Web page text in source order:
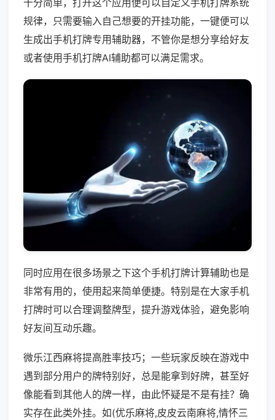
十分简单，打开这个应用便可以自定义手机打牌系统
规律，只需要输入自己想要的开挂功能，一键便可以
生成出手机打牌专用辅助器，不管你是想分享给好友
或者使用手机打牌AI辅助都可以满足需求。
同时应用在很多场景之下这个手机打牌计算辅助也是
非常有用的，使用起来简单便捷。特别是在大家手机
打牌时可以合理调整牌型，提升游戏体验，避免影响
好友间互动乐趣。
微乐江西麻将提高胜率技巧；一些玩家反映在游戏中
遇到部分用户的牌特别好，总是能拿到好牌，甚至好
像能看到其他人的牌一样，由此怀疑是不是有挂？确
实存在此类外挂。如(优乐麻将,皮皮云南麻将,情怀三